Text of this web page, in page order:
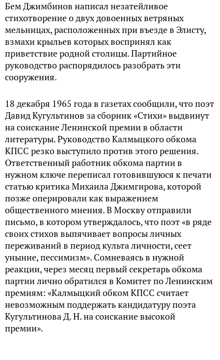
Бем Джимбинов написал незатейливое
стихотворение о двух довоенных ветряных
мельницах, расположенных при въезде в Элисту,
взмахи крыльев которых воспринял как
приветствие родной столицы. Партийное
руководство распорядилось разобрать эти
сооружения.
18 декабря 1965 года в газетах сообщили, что поэт
Давид Кугультинов за сборник «Стихи» выдвинут
на соискание Ленинской премии в области
литературы. Руководство Калмыцкого обкома
КПСС резко выступило против этого решения.
Ответственный работник обкома партии в
нужном ключе переписал готовившуюся к печати
статью критика Михаила Джимгирова, которой
позже оперировали как выражением
общественного мнения. В Москву отправили
письмо, в котором утверждалось, что поэт «в ряде
своих стихов выпячивает вопросы личных
переживаний в период культа личности, сеет
уныние, пессимизм». Сомневаясь в нужной
реакции, через месяц первый секретарь обкома
партии лично обратился в Комитет по Ленинским
премиям: «Калмыцкий обком КПСС считает
невозможным поддержать кандидатуру поэта
Кугультинова Д. Н. на соискание высокой
премии».